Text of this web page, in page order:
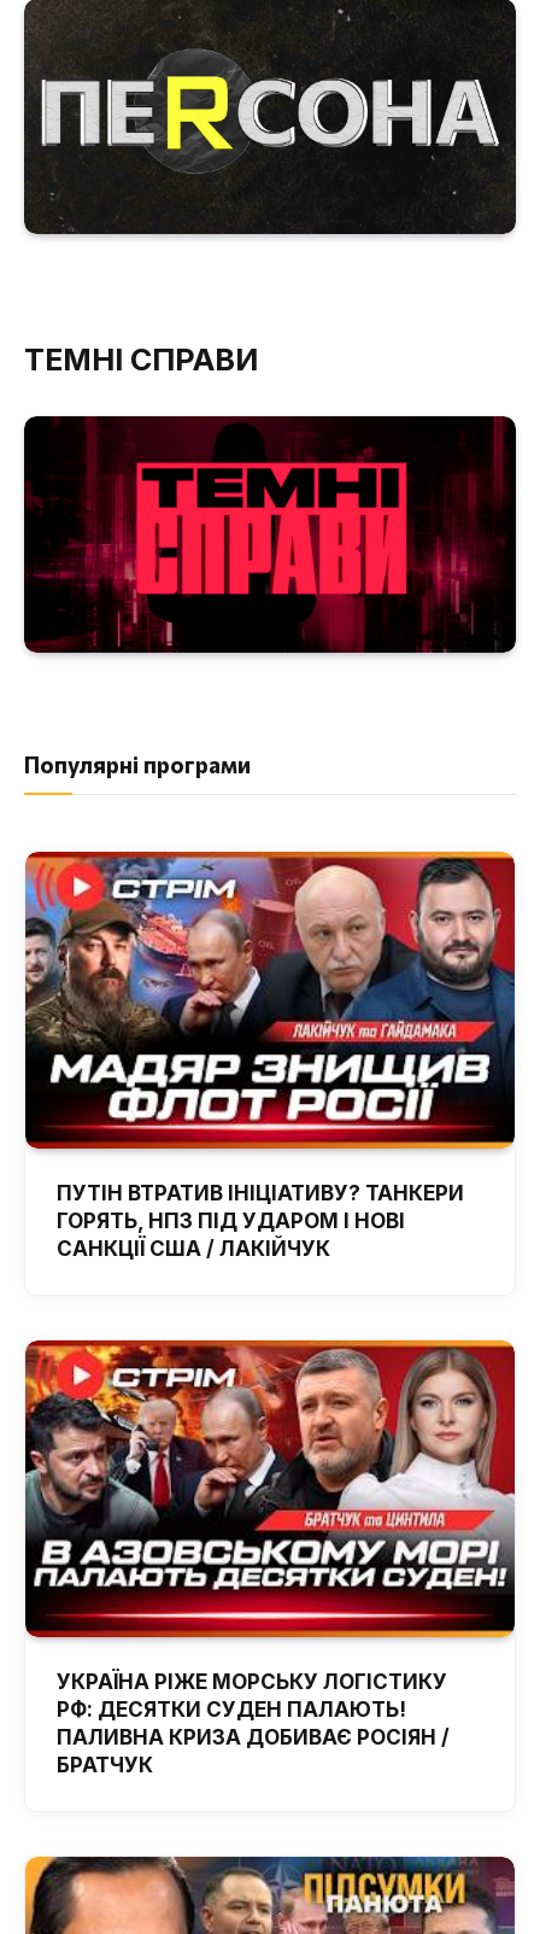
ТЕМНІ СПРАВИ
Популярні програми
ПУТІН ВТРАТИВ ІНІЦІАТИВУ? ТАНКЕРИ
ГОРЯТЬ, НПЗ ПІД УДАРОМ І НОВІ
САНКЦІЇ США / ЛАКІЙЧУК
УКРАЇНА РІЖЕ МОРСЬКУ ЛОГІСТИКУ
РФ: ДЕСЯТКИ СУДЕН ПАЛАЮТЬ!
ПАЛИВНА КРИЗА ДОБИВАЄ РОСІЯН /
БРАТЧУК